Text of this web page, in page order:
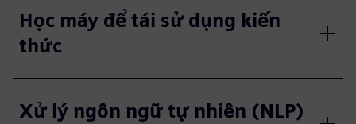
Học máy để tái sử dụng kiến
thức
Xử lý ngôn ngữ tự nhiên (NLP)